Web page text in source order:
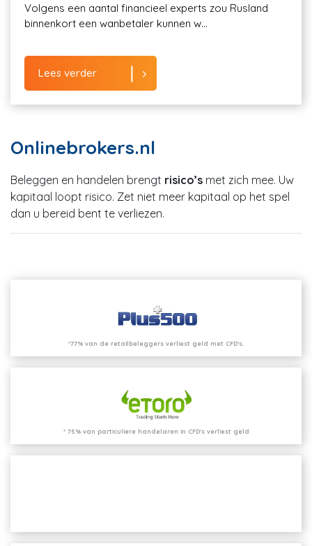
Volgens een aantal financieel experts zou Rusland
binnenkort een wanbetaler kunnen w...
Lees verder
Onlinebrokers.nl
Beleggen en handelen brengt risico’s met zich mee. Uw
kapitaal loopt risico. Zet niet meer kapitaal op het spel
dan u bereid bent te verliezen.
*77% van de retailbeleggers verliest geld met CFD’s.
* 75% van particuliere handelaren in CFD's verliest geld